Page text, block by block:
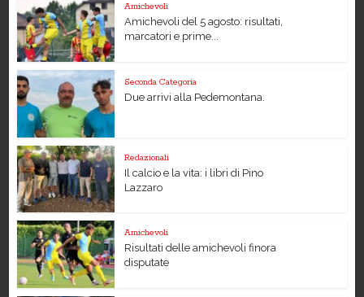
Amichevoli
Amichevoli del 5 agosto: risultati,
marcatori e prime...
Seconda Categoria
Due arrivi alla Pedemontana.
Redazionali
Il calcio e la vita: i libri di Pino
Lazzaro
Amichevoli
Risultati delle amichevoli finora
disputate